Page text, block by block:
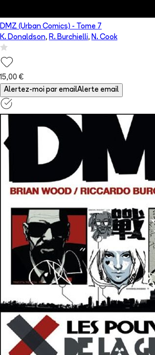
DMZ (Urban Comics) - Tome 7
K. Donaldson, R. Burchielli, N. Cook
15,00 €
Alertez-moi par emailAlerte email